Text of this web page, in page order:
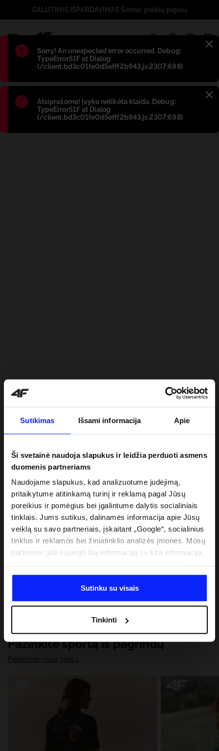
Sutikimas Išsami informacija Apie
Ši svetainė naudoja slapukus ir leidžia perduoti asmens
duomenis partneriams
Naudojame slapukus, kad analizuotume judėjimą,
pritaikytume atitinkamą turinį ir reklamą pagal Jūsų
poreikius ir pomėgius bei įgalintume dalytis socialiniais
tinklais. Jums sutikus, dalinamės informacija apie Jūsų
veiklą su savo partneriais, įskaitant „Google“, socialinius
tinklus ir reklamos bei žiniatinklio analizės įmones. Mūsų
partneriai gali sujungti šią informaciją su kita informacija,
duomenimis, kuriuos jie gauna, kai naudojatės jų
paslaugomis. Gavus Jūsų leidimą, mes galime perduoti
Jūsų asmeninę informaciją savo partneriams, siekdami
analitinius tyrimus, pritaikyti turinį ir tobulinti mūsų
partnerių siūlomus sprendimus (pvz., socialinius tinklus).
Išsamią informaciją rasite mūsų Privatumo politikoje ir
skiltyje „Išsami informacija“.
Sutinku su visais
Tinkinti
Błąd:
Sorry! An unexpected error occurred. Debug:
TypeError51F at Dialog
(/client.bd3c01fe0d5efff2b943.js:2307:698)
Błąd:
Atsiprašome! Įvyko netikėta klaida. Debug:
TypeError51F at Dialog
(/client.bd3c01fe0d5efff2b943.js:2307:698)
GALUTINIS IŠPARDAVIMAS Šimtai prekių pigiau
Pažinkite sportą iš pagrindų
Patikrinkite visus įrašus